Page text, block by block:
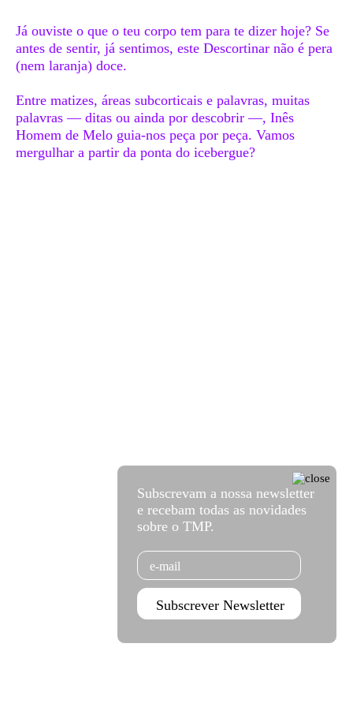
Já ouviste o que o teu corpo tem para te dizer hoje? Se
antes de sentir, já sentimos, este Descortinar não é pera
(nem laranja) doce.
Entre matizes, áreas subcorticais e palavras, muitas
palavras — ditas ou ainda por descobrir —, Inês
Homem de Melo guia-nos peça por peça. Vamos
mergulhar a partir da ponta do icebergue?
Subscrevam a nossa newsletter
e recebam todas as novidades
sobre o TMP.
Email
Subscrever Newsletter